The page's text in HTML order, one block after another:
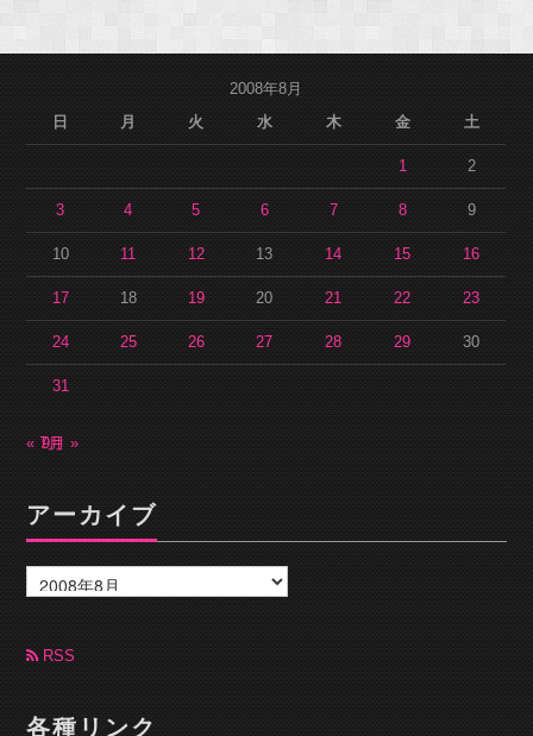
2008年8月
日
月 火 水 木 金 土
1 2
3 4 5 6 7 8 9
10 11 12 13 14 15 16
17 18 19 20 21 22 23
24 25 26 27 28 29 30
31
« 7月9月 »
アーカイブ
ー
カ
ブ RSS
各種リンク